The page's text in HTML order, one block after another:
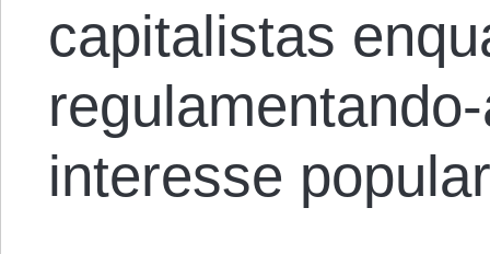
capitalistas
interesse